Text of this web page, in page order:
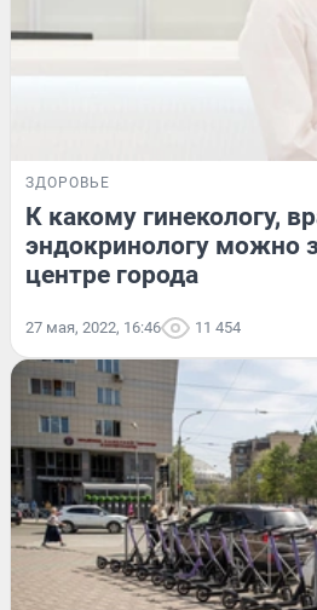
ЗДОРОВЬЕ
К какому гинекологу,
эндокринологу можно
центре города
27 мая, 2022, 16:46 11 454